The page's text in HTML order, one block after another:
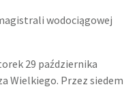
wodociągowej
29 października
Wielkiego. Przez siedem